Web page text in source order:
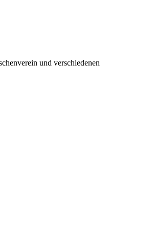
und verschiedenen